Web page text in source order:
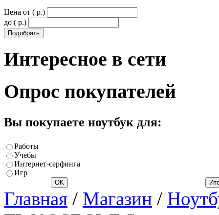
Цена от ( p.)
до ( p.)
Интересное в сети
Опрос покупателей
Вы покупаете ноутбук для:
Работы
Учебы
Интернет-серфинга
Игр
Главная / Магазин /